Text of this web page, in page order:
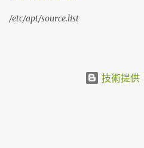
/etc/apt/source.list
技術提供